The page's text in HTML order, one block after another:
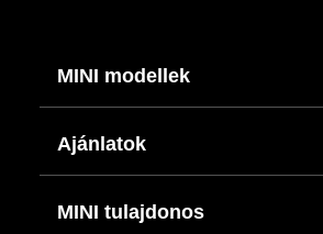
MINI modellek
Ajánlatok
MINI tulajdonos